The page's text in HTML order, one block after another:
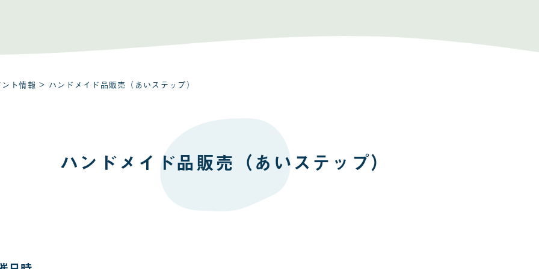
ト情報 > ハンドメイド品販売（あいステップ）
ハンドメイド品販売（あいステップ）